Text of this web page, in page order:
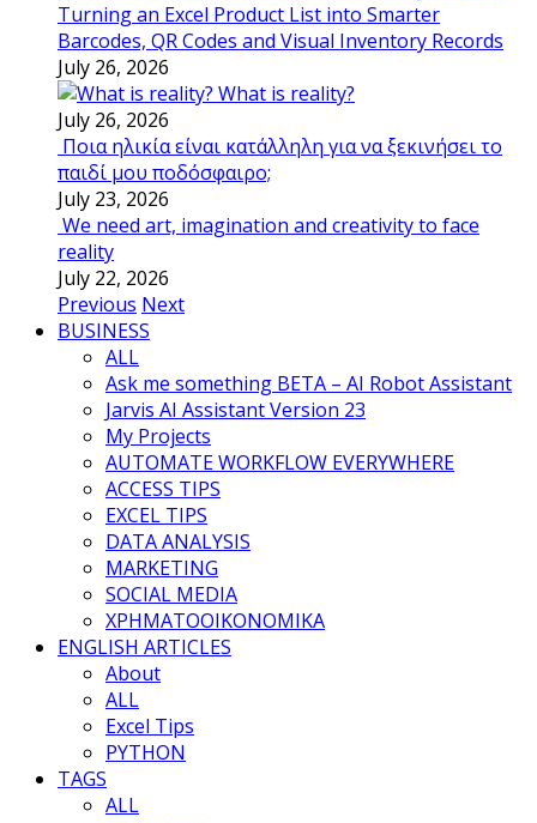
Turning an Excel Product List into Smarter
Barcodes, QR Codes and Visual Inventory Records
July 26, 2026
What is reality?
July 26, 2026
Ποια ηλικία είναι κατάλληλη για να ξεκινήσει το
παιδί μου ποδόσφαιρο;
July 23, 2026
We need art, imagination and creativity to face
reality
July 22, 2026
Previous Next
BUSINESS
ALL
Ask me something BETA – AI Robot Assistant
Jarvis AI Assistant Version 23
My Projects
AUTOMATE WORKFLOW EVERYWHERE
ACCESS TIPS
EXCEL TIPS
DATA ANALYSIS
MARKETING
SOCIAL MEDIA
ΧΡΗΜΑΤΟΟΙΚΟΝΟΜΙΚΑ
ENGLISH ARTICLES
About
ALL
Excel Tips
PYTHON
TAGS
ALL